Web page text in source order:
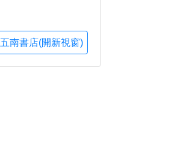
五南書店(開新視窗)